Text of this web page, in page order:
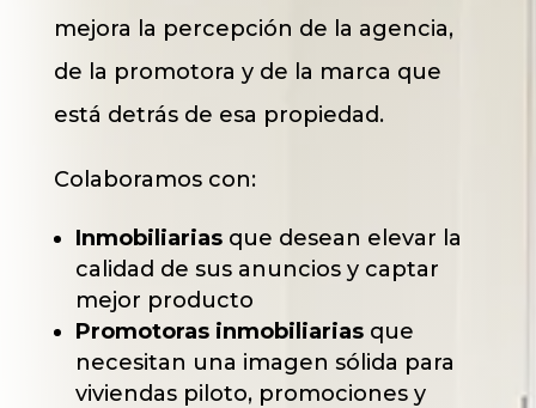
mejora la percepción de la agencia,
de la promotora y de la marca que
está detrás de esa propiedad.
Colaboramos con:
Inmobiliariasque desean elevar la
calidad de sus anuncios y captar
mejor producto
Promotoras inmobiliariasque
necesitan una imagen sólida para
viviendas piloto, promociones y